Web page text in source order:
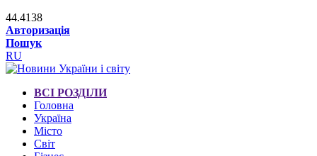
44.4138
Авторизація
Пошук
RU
ВСІ РОЗДІЛИ
Головна
Україна
Місто
Світ